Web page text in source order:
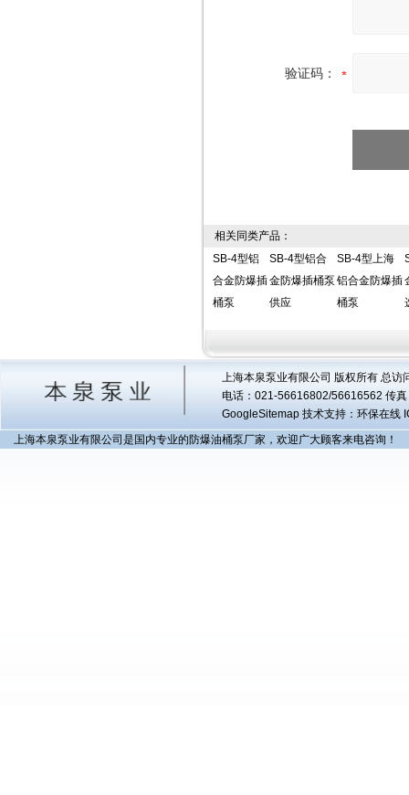
验证码：
相关同类产品：
SB-4型铝
合金防爆插
桶泵
SB-4型铝合
金防爆插桶泵
供应
SB-4型上海
铝合金防爆插
桶泵
上海本泉泵业有限公司 版权所有 总访
电话：021-56616802/56616562 传
GoogleSitemap技术支持：环保在线
上海本泉泵业有限公司是国内专业的防爆油桶泵厂家，欢迎广大顾客来电咨询！